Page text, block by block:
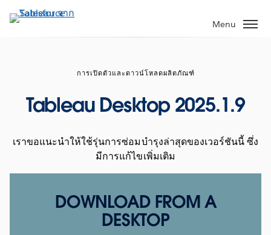
ไป
Menu
การเปิดตัวและดาวน์โหลดผลิตภัณฑ์
Tableau Desktop 2025.1.9
เราขอแนะนำให้ใช้รุ่นการซ่อมบำรุงล่าสุดของเวอร์ชันนี้ ซึ่ง
มีการแก้ไขเพิ่มเติม
DOWNLOAD FROM A
DESKTOP